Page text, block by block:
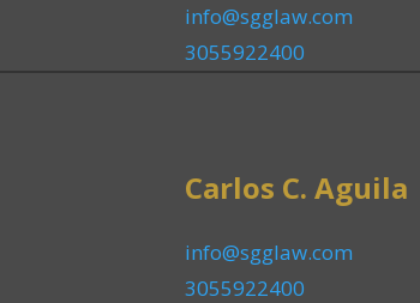
info@sgglaw.com
3055922400
Carlos C. Aguila
info@sgglaw.com
3055922400